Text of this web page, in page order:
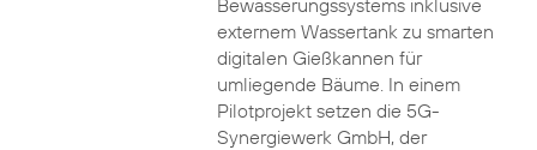
Bewässerungssystems inklusive
externem Wassertank zu smarten
digitalen Gießkannen für
umliegende Bäume. In einem
Pilotprojekt setzen die 5G-
Synergiewerk GmbH, der